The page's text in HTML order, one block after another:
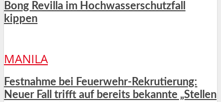
Bong Revilla im Hochwasserschutzfall
kippen
MANILA
Festnahme bei Feuerwehr-Rekrutierung:
Neuer Fall trifft auf bereits bekannte „Stellen